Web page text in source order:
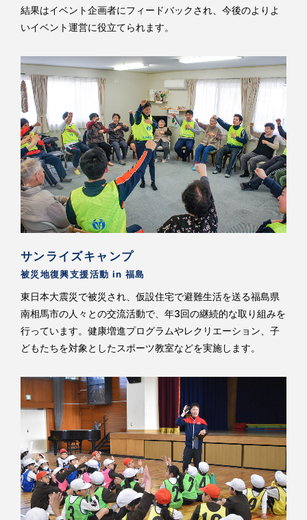
結果はイベント企画者にフィードバックされ、今後のよりよ
いイベント運営に役立てられます。
サンライズキャンプ
被災地復興支援活動 in 福島
東日本大震災で被災され、仮設住宅で避難生活を送る福島県
南相馬市の人々との交流活動で、年3回の継続的な取り組みを
行っています。健康増進プログラムやレクリエーション、子
どもたちを対象としたスポーツ教室などを実施します。